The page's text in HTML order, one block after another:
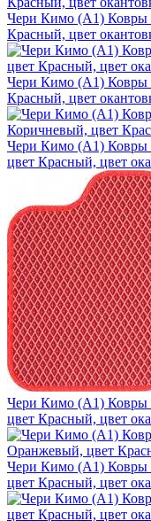
Чери Кимо (A1) Ковры
Красный, цвет
Чери Кимо (A1) Ковры
Красный, цвет
Чери Кимо (A1) Ковры
цвет Красный, цвет
Чери Кимо (A1)
цвет Красный, цвет
Чери Кимо (A1)
цвет Красный, цвет